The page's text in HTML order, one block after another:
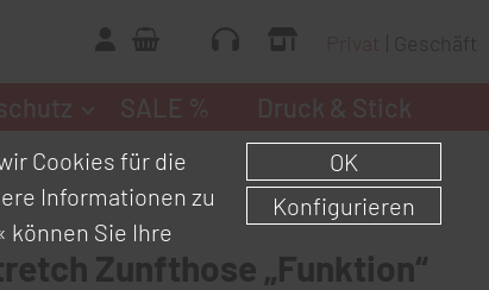
Geschäft
Zunfthose „Funktion“
Cookies für die
Informationen zu
können Sie Ihre
OK
Konfigurieren